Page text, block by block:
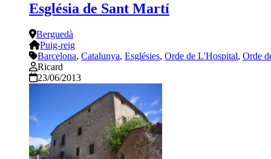
Església de Sant Martí
Berguedà
Puig-reig
Barcelona, Catalunya, Esglésies, Orde de L'Hospital, Orde
Ricard
23/06/2013